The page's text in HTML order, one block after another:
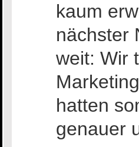
kaum
nächster
weit: Wir
hatten
genauer